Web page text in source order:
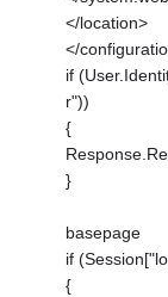
</location>
</
if
r"))
{
}
basepage
if
{